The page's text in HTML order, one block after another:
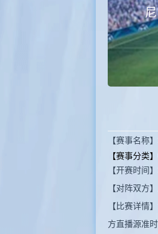
【赛事名称
【赛事分类】
【开赛时间
【对阵双方
【比赛详情
方直播源准